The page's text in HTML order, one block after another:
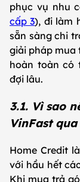
phục vụ nhu
cấp 3), đi làm
sẵn sàng chi
giải pháp mua
hoàn toàn có
đợi lâu.
3.1. Vì sao
VinFast
Home Credit
với hầu hết
Khi mua trả